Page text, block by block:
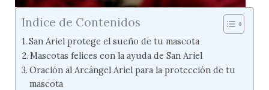
Indice de Contenidos
San Ariel protege el sueño de tu mascota
Mascotas felices con la ayuda de San Ariel
Oración al Arcángel Ariel para la protección de tu
mascota